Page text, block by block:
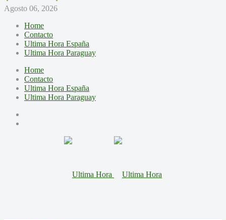
Agosto 06, 2026
Home
Contacto
Ultima Hora España
Ultima Hora Paraguay
Home
Contacto
Ultima Hora España
Ultima Hora Paraguay